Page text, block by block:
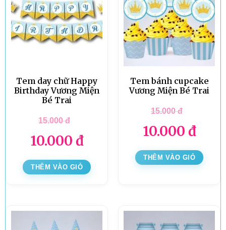
Tem day chữ Happy
Birthday Vương Miện
Bé Trai
15.000đ
10.000 đ
THÊM VÀO GIỎ
Tem bánh cupcake
Vương Miện Bé Trai
15.000đ
10.000 đ
THÊM VÀO GIỎ